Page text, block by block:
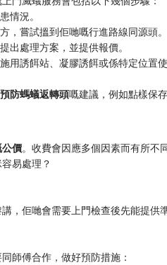
情況。
，嘗試搵到佢哋嘅行進路線同源頭。
出處理方案，並提供報價。
用誘餌站、凝膠誘餌或係特定位置
​預防螞蟻返轉頭​嘅建議，例如點樣保
價​。收費會因應多個因素而有所不
易處理？
，佢哋會需要上門檢查後先能提供
師傅合作，做好預防措施：